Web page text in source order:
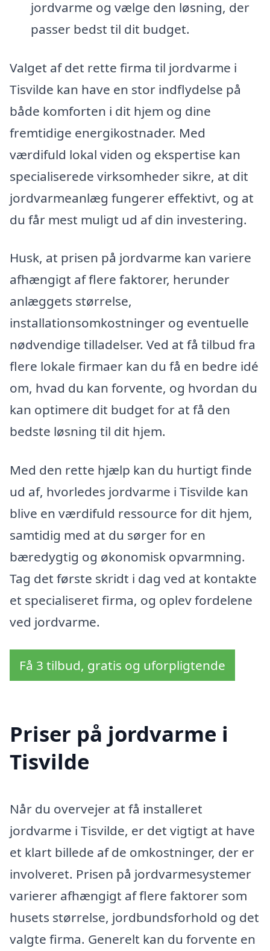
jordvarme og vælge den løsning, der
passer bedst til dit budget.
Valget af det rette firma til jordvarme i
Tisvilde kan have en stor indflydelse på
både komforten i dit hjem og dine
fremtidige energikostnader. Med
værdifuld lokal viden og ekspertise kan
specialiserede virksomheder sikre, at dit
jordvarmeanlæg fungerer effektivt, og at
du får mest muligt ud af din investering.
Husk, at prisen på jordvarme kan variere
afhængigt af flere faktorer, herunder
anlæggets størrelse,
installationsomkostninger og eventuelle
nødvendige tilladelser. Ved at få tilbud fra
flere lokale firmaer kan du få en bedre idé
om, hvad du kan forvente, og hvordan du
kan optimere dit budget for at få den
bedste løsning til dit hjem.
Med den rette hjælp kan du hurtigt finde
ud af, hvorledes jordvarme i Tisvilde kan
blive en værdifuld ressource for dit hjem,
samtidig med at du sørger for en
bæredygtig og økonomisk opvarmning.
Tag det første skridt i dag ved at kontakte
et specialiseret firma, og oplev fordelene
ved jordvarme.
Få 3 tilbud, gratis og uforpligtende
Priser på jordvarme i
Tisvilde
Når du overvejer at få installeret
jordvarme i Tisvilde, er det vigtigt at have
et klart billede af de omkostninger, der er
involveret. Prisen på jordvarmesystemer
varierer afhængigt af flere faktorer som
husets størrelse, jordbundsforhold og det
valgte firma. Generelt kan du forvente en